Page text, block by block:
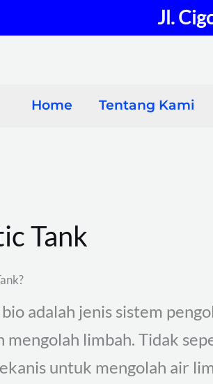
Jl.
Home Tentang Kami
Tank
adalah jenis sistem
mengolah limbah. Tidak
untuk mengolah air